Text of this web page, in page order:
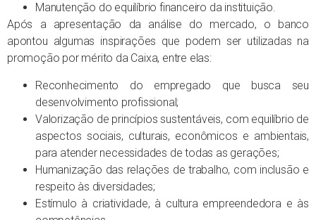
Manutenção do equilíbrio financeiro da instituição.
Após a apresentação da análise do mercado, o banco
apontou algumas inspirações que podem ser utilizadas na
promoção por mérito da Caixa, entre elas:
Reconhecimento do empregado que busca seu
desenvolvimento profissional;
Valorização de princípios sustentáveis, com equilíbrio de
aspectos sociais, culturais, econômicos e ambientais,
para atender necessidades de todas as gerações;
Humanização das relações de trabalho, com inclusão e
respeito às diversidades;
Estímulo à criatividade, à cultura empreendedora e às